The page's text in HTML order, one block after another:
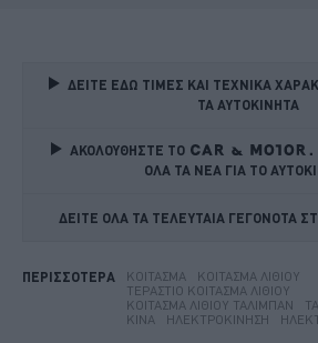
ΔΕΙΤΕ ΕΔΩ ΤΙΜΕΣ ΚΑΙ ΤΕΧΝΙΚΑ
ΤΑ ΑΥΤΟΚΙΝΗΤΑ
ΑΚΟΛΟΥΘΗΣΤΕ ΤΟ
ΟΛΑ ΤΑ ΝΕΑ ΓΙΑ ΤΟ
ΔΕΙΤΕ ΟΛΑ ΤΑ ΤΕΛΕΥΤΑΙΑ ΓΕΓΟΝΟΤΑ
ΠΕΡΙΣΣΟΤΕΡΑ ΚΟΊΤΑΣΜΑ
ΚΟΊΤΑΣΜΑ ΛΙΘΊΟΥ
ΤΕΡΆΣΤΙΟ ΚΟΊΤΑΣΜΑ ΛΙΘΊΟΥ
ΚΟΊΤΑΣΜΑ ΛΙΘΊΟΥ ΤΑΛΙΜΠΆΝ
ΚΊΝΑ
ΗΛΕΚΤΡΟΚΊΝΗΣΗ